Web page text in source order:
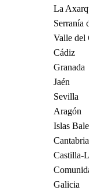
La
Serranía
Valle del
Cádiz
Granada
Jaén
Sevilla
Aragón
Islas
Cantabria
Castilla-
Galicia